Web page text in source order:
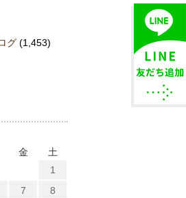
グ (1,453)
金
土
1
7
8